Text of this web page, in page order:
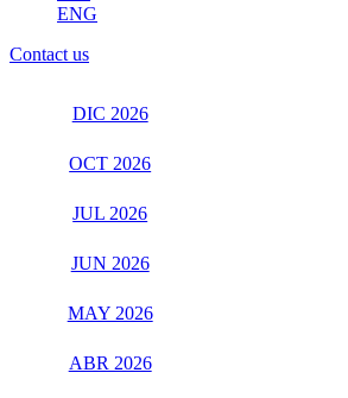
ENG
Contact us
DIC 2026
OCT 2026
JUL 2026
JUN 2026
MAY 2026
ABR 2026